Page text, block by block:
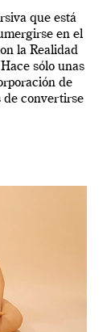
que está
en el
la Realidad
sólo unas
de
de convertirse
[…]